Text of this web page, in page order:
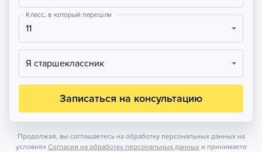
Класс, в который перешли
11
Я старшеклассник
Записаться на консультацию
Продолжая, вы соглашаетесь на обработку персональных данных на
условиях Согласия на обработку персональных данных и принимаете